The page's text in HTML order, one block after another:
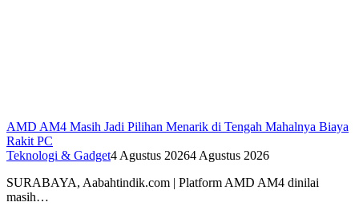
AMD AM4 Masih Jadi Pilihan Menarik di Tengah Mahalnya Biaya
Rakit PC
Teknologi & Gadget4 Agustus 20264 Agustus 2026
SURABAYA, Aabahtindik.com | Platform AMD AM4 dinilai
masih…